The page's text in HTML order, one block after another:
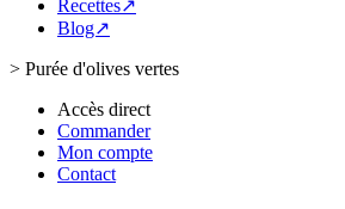
Recettes↗
Blog↗
> Purée d'olives vertes
Accès direct
Commander
Mon compte
Contact